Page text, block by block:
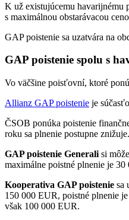
K už existujúcemu havarijnému
s maximálnou obstarávacou
GAP poistenie sa uzatvára na
GAP poistenie spolu s
Vo väčšine poisťovní, ktoré
Allianz GAP poistenie je
ČSOB ponúka poistenie
roku sa plnenie postupne znižuje.
GAP poistenie Generali si
maximálne poistné plnenie je 30
Kooperativa GAP poistenie sa
150 000 EUR, poistné plnenie
však 100 000 EUR.